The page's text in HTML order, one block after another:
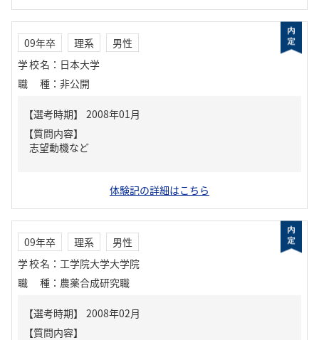
09年卒 理系
男性
学校名 ： 日本大学
職種 ： 非公開
【質問内容】
志望動機など
体験記の詳細はこちら
09年卒 理系
男性
学校名 ： 工学院大学大学院
職種 ： 農薬合成研究職
【質問内容】